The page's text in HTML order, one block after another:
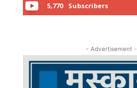
5,770 Subscribers
- Advertisement -